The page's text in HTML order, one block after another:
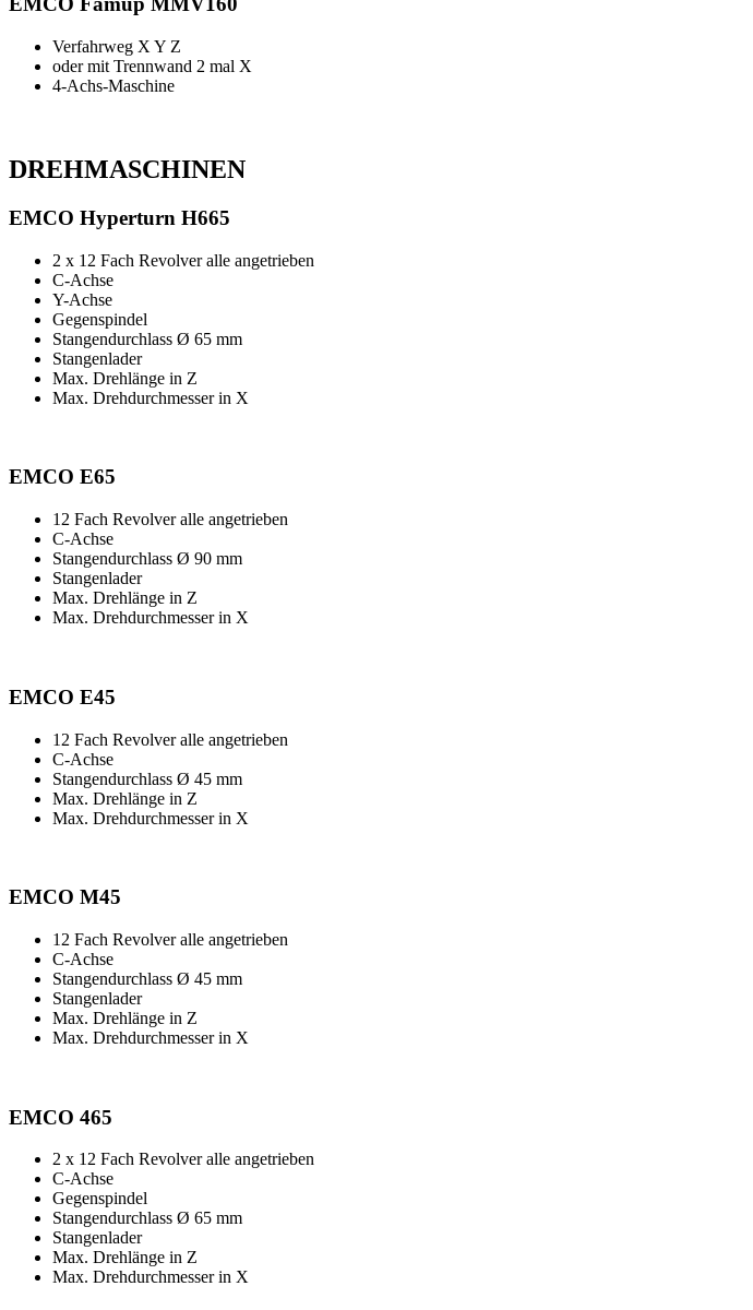
Verfahrweg X Y Z
oder mit Trennwand 2 mal X
4-Achs-Maschine
DREHMASCHINEN
EMCO Hyperturn H665
2 x 12 Fach Revolver alle angetrieben
C-Achse
Y-Achse
Gegenspindel
Stangendurchlass Ø 65 mm
Stangenlader
Max. Drehlänge in Z
Max. Drehdurchmesser in X
EMCO E65
12 Fach Revolver alle angetrieben
C-Achse
Stangendurchlass Ø 90 mm
Stangenlader
Max. Drehlänge in Z
Max. Drehdurchmesser in X
EMCO E45
12 Fach Revolver alle angetrieben
C-Achse
Stangendurchlass Ø 45 mm
Max. Drehlänge in Z
Max. Drehdurchmesser in X
EMCO M45
12 Fach Revolver alle angetrieben
C-Achse
Stangendurchlass Ø 45 mm
Stangenlader
Max. Drehlänge in Z
Max. Drehdurchmesser in X
EMCO 465
2 x 12 Fach Revolver alle angetrieben
C-Achse
Gegenspindel
Stangendurchlass Ø 65 mm
Stangenlader
Max. Drehlänge in Z
Max. Drehdurchmesser in X